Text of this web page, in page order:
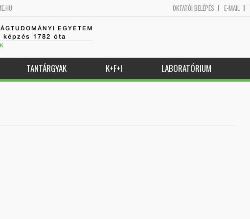
OKTATÓI BELÉPÉS E-MAIL
EGYETEM
1782 óta
TANTÁRGYAK K+F+I LABORATÓRIUM